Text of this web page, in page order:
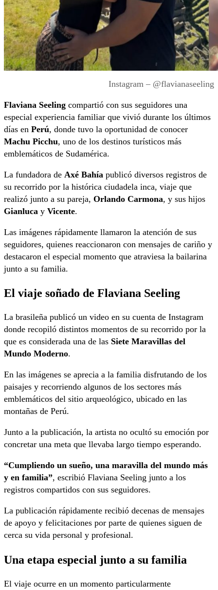
Instagram – @flavianaseeling
Flaviana Seeling compartió con sus seguidores una
especial experiencia familiar que vivió durante los últimos
días en Perú, donde tuvo la oportunidad de conocer
Machu Picchu, uno de los destinos turísticos más
emblemáticos de Sudamérica.
La fundadora de Axé Bahía publicó diversos registros de
su recorrido por la histórica ciudadela inca, viaje que
realizó junto a su pareja, Orlando Carmona, y sus hijos
Gianluca y Vicente.
Las imágenes rápidamente llamaron la atención de sus
seguidores, quienes reaccionaron con mensajes de cariño y
destacaron el especial momento que atraviesa la bailarina
junto a su familia.
El viaje soñado de Flaviana Seeling
La brasileña publicó un video en su cuenta de Instagram
donde recopiló distintos momentos de su recorrido por la
que es considerada una de las Siete Maravillas del
Mundo Moderno.
En las imágenes se aprecia a la familia disfrutando de los
paisajes y recorriendo algunos de los sectores más
emblemáticos del sitio arqueológico, ubicado en las
montañas de Perú.
Junto a la publicación, la artista no ocultó su emoción por
concretar una meta que llevaba largo tiempo esperando.
“Cumpliendo un sueño, una maravilla del mundo más
y en familia”, escribió Flaviana Seeling junto a los
registros compartidos con sus seguidores.
La publicación rápidamente recibió decenas de mensajes
de apoyo y felicitaciones por parte de quienes siguen de
cerca su vida personal y profesional.
Una etapa especial junto a su familia
El viaje ocurre en un momento particularmente